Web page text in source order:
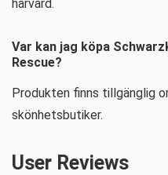
hårvård.
Var kan jag köpa
Rescue?
Produkten finns tillgänglig
skönhetsbutiker.
User Reviews